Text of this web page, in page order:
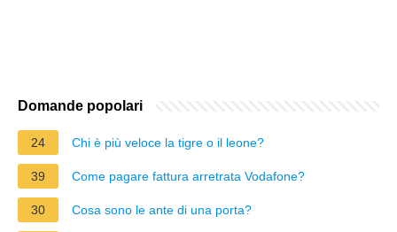
Domande popolari
24 Chi è più veloce la tigre o il leone?
39 Come pagare fattura arretrata Vodafone?
30 Cosa sono le ante di una porta?